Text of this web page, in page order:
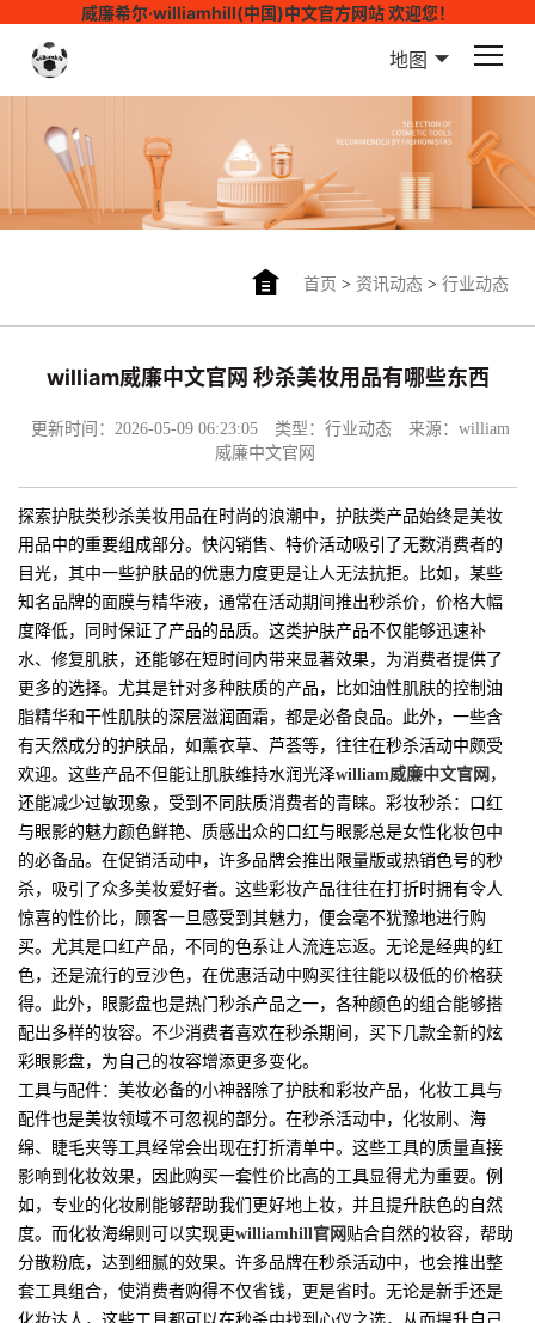
威廉希尔·williamhill(中国)中文官方网站 欢迎您！
地图
首页 > 资讯动态> 行业动态
william威廉中文官网 秒杀美妆用品有哪些东西
更新时间：2026-05-09 06:23:05 类型：行业动态
来源：william
威廉中文官网
探索护肤类秒杀美妆用品在时尚的浪潮中，护肤类产品始终是美妆
用品中的重要组成部分。快闪销售、特价活动吸引了无数消费者的
目光，其中一些护肤品的优惠力度更是让人无法抗拒。比如，某些
知名品牌的面膜与精华液，通常在活动期间推出秒杀价，价格大幅
度降低，同时保证了产品的品质。这类护肤产品不仅能够迅速补
水、修复肌肤，还能够在短时间内带来显著效果，为消费者提供了
更多的选择。尤其是针对多种肤质的产品，比如油性肌肤的控制油
脂精华和干性肌肤的深层滋润面霜，都是必备良品。此外，一些含
有天然成分的护肤品，如薰衣草、芦荟等，往往在秒杀活动中颇受
欢迎。这些产品不但能让肌肤维持水润光泽william威廉中文官网 ，
还能减少过敏现象，受到不同肤质消费者的青睐。彩妆秒杀：口红
与眼影的魅力颜色鲜艳、质感出众的口红与眼影总是女性化妆包中
的必备品。在促销活动中，许多品牌会推出限量版或热销色号的秒
杀，吸引了众多美妆爱好者。这些彩妆产品往往在打折时拥有令人
惊喜的性价比，顾客一旦感受到其魅力，便会毫不犹豫地进行购
买。尤其是口红产品，不同的色系让人流连忘返。无论是经典的红
色，还是流行的豆沙色，在优惠活动中购买往往能以极低的价格获
得。此外，眼影盘也是热门秒杀产品之一，各种颜色的组合能够搭
配出多样的妆容。不少消费者喜欢在秒杀期间，买下几款全新的炫
彩眼影盘，为自己的妆容增添更多变化。
工具与配件：美妆必备的小神器除了护肤和彩妆产品，化妆工具与
配件也是美妆领域不可忽视的部分。在秒杀活动中，化妆刷、海
绵、睫毛夹等工具经常会出现在打折清单中。这些工具的质量直接
影响到化妆效果，因此购买一套性价比高的工具显得尤为重要。例
如，专业的化妆刷能够帮助我们更好地上妆，并且提升肤色的自然
度。而化妆海绵则可以实现更williamhill官网 贴合自然的妆容，帮助
分散粉底，达到细腻的效果。许多品牌在秒杀活动中，也会推出整
套工具组合，使消费者购得不仅省钱，更是省时。无论是新手还是